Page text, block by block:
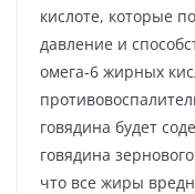
кислоте, которые
давление и
омега-6 жирных
говядина будет
говядина
что все жиры